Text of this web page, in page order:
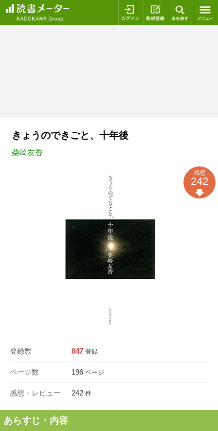
ログイン 新規登録
きょうのできごと、十年後
柴崎友香
登録数 847 登録
ページ数 196 ページ
感想・レビュー 242 件
感想
242
あらすじ・内容